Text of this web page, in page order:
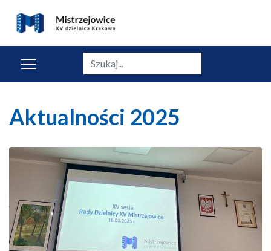
Szukaj
Aktualności 2025